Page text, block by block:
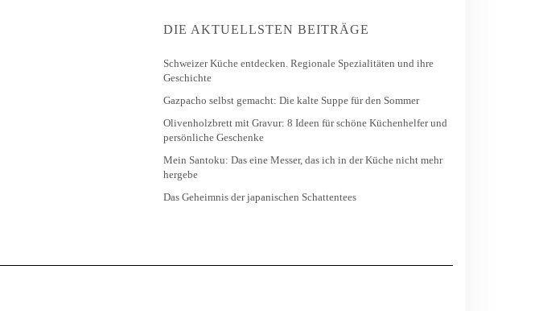
DIE AKTUELLSTEN BEITRÄGE
Schweizer Küche entdecken. Regionale Spezialitäten und ihre
Geschichte
Gazpacho selbst gemacht: Die kalte Suppe für den Sommer
Olivenholzbrett mit Gravur: 8 Ideen für schöne Küchenhelfer und
persönliche Geschenke
Mein Santoku: Das eine Messer, das ich in der Küche nicht mehr
hergebe
Das Geheimnis der japanischen Schattentees